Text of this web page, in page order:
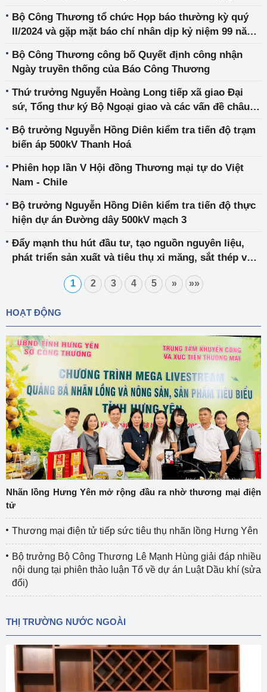
Bộ Công Thương tổ chức Họp báo thường kỳ quý
II/2024 và gặp mặt báo chí nhân dịp kỷ niệm 99 năm
Bộ Công Thương công bố Quyết định công nhận
Ngày truyền thống của Báo Công Thương
Thứ trưởng Nguyễn Hoàng Long tiếp xã giao Đại
sứ, Tổng thư ký Bộ Ngoại giao và các vấn đề châu
Bộ trưởng Nguyễn Hồng Diên kiểm tra tiến độ trạm
biến áp 500kV Thanh Hoá
Phiên họp lần V Hội đồng Thương mại tự do Việt
Nam - Chile
Bộ trưởng Nguyễn Hồng Diên kiểm tra tiến độ thực
hiện dự án Đường dây 500kV mạch 3
Đẩy mạnh thu hút đầu tư, tạo nguồn nguyên liệu,
phát triển sản xuất và tiêu thụ xi măng, sắt thép và
1 2 3 4 5 » »»
HOẠT ĐỘNG
Nhãn lồng Hưng Yên mở rộng đầu ra nhờ thương mại điện
tử
Thương mại điện tử tiếp sức tiêu thụ nhãn lồng Hưng Yên
Bộ trưởng Bộ Công Thương Lê Mạnh Hùng giải đáp nhiều
nội dung tại phiên thảo luận Tổ về dự án Luật Dầu khí (sửa
đổi)
THỊ TRƯỜNG NƯỚC NGOÀI